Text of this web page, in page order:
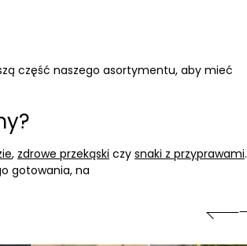
część naszego asortymentu, aby mieć
, zdrowe przekąski czy snaki z przyprawami.
gotowania, na